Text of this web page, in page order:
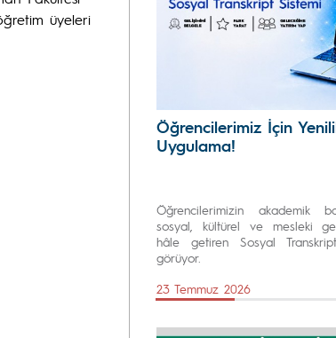
üyeleri
Öğrencilerimiz İçin
Uygulama!
Öğrencilerimizin akademik
sosyal, kültürel ve mesleki
hâle getiren Sosyal
görüyor.
23 Temmuz 2026